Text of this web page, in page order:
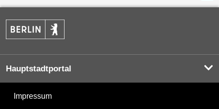
Hauptstadtportal
Impressum